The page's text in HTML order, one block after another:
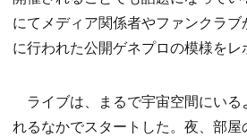
にてメディア関係者やファンクラ
に行われた公開ゲネプロの模様をレ
ライブは、まるで宇宙空間にいる
れるなかでスタートした。夜、部